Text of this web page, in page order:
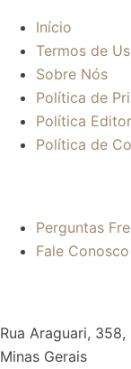
Início
Termos de
Sobre Nós
Política de
Política
Política de
Perguntas
Fale Conosco
Rua Araguari,
Minas Gerais